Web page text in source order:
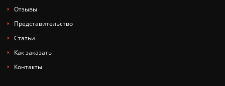
Отзывы
Представительство
Статьи
Как заказать
Контакты